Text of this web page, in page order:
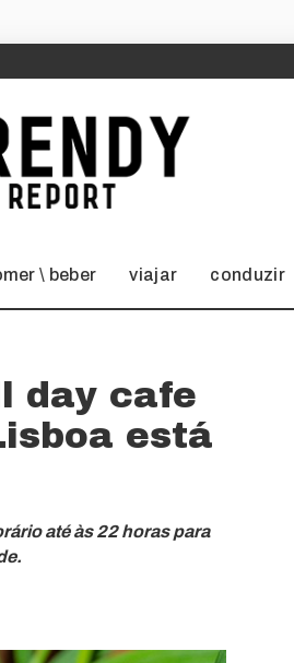
\ beber viajar conduzir
day cafe
está
até às 22 horas para